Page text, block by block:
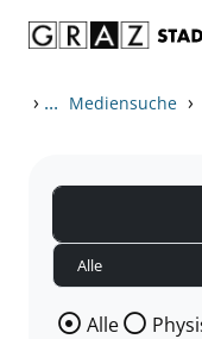
› ... Mediensuche ›
Wählen Sie die
Alle